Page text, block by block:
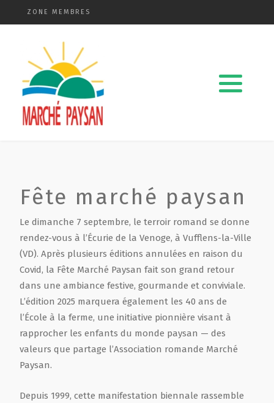
ZONE MEMBRES
Fête marché paysan
Le dimanche 7 septembre, le terroir romand se donne
rendez-vous à l’Écurie de la Venoge, à Vufflens-la-Ville
(VD). Après plusieurs éditions annulées en raison du
Covid, la Fête Marché Paysan fait son grand retour
dans une ambiance festive, gourmande et conviviale.
L’édition 2025 marquera également les 40 ans de
l’École à la ferme, une initiative pionnière visant à
rapprocher les enfants du monde paysan — des
valeurs que partage l’Association romande Marché
Paysan.
Depuis 1999, cette manifestation biennale rassemble
Qui sommes-nous ?
La charte
Le comité
Devenir membre
Guide de la vente directe
Film de présentation
Fête Marché Paysan
Partenaires